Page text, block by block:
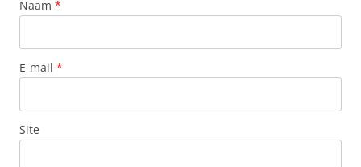
Naam *
E-mail *
Site